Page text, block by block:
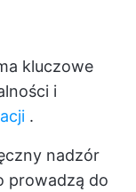
kluczowe
i
.
nadzór
prowadzą do